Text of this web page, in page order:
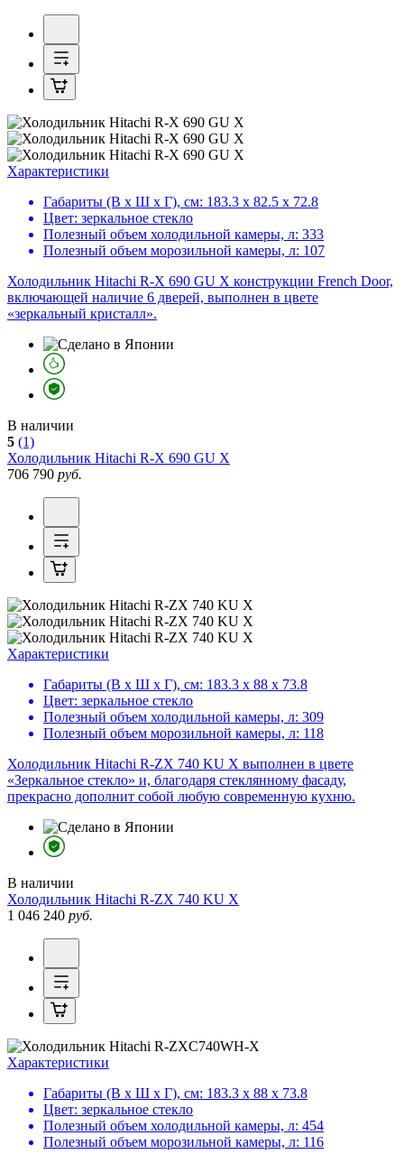
Характеристики
Габариты (В х Ш х Г), см: 183.3 х 82.5 х 72.8
Цвет: зеркальное стекло
Полезный объем холодильной камеры, л: 333
Полезный объем морозильной камеры, л: 107
Холодильник Hitachi R-X 690 GU X конструкции French Door,
включающей наличие 6 дверей, выполнен в цвете
«зеркальный кристалл».
В наличии
5 (1)
Холодильник Hitachi R-X 690 GU X
706 790 руб.
Характеристики
Габариты (В х Ш х Г), см: 183.3 х 88 х 73.8
Цвет: зеркальное стекло
Полезный объем холодильной камеры, л: 309
Полезный объем морозильной камеры, л: 118
Холодильник Hitachi R-ZX 740 KU X выполнен в цвете
«Зеркальное стекло» и, благодаря стеклянному фасаду,
прекрасно дополнит собой любую современную кухню.
В наличии
Холодильник Hitachi R-ZX 740 KU X
1 046 240 руб.
Характеристики
Габариты (В х Ш х Г), см: 183.3 х 88 х 73.8
Цвет: зеркальное стекло
Полезный объем холодильной камеры, л: 454
Полезный объем морозильной камеры, л: 116